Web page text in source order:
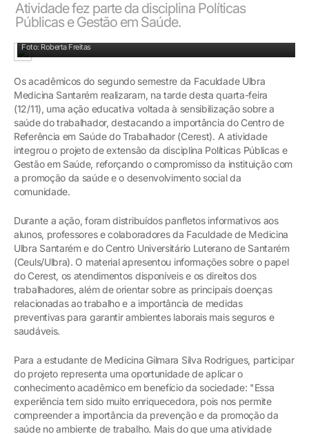
Atividade fez parte da disciplina Políticas
Públicas e Gestão em Saúde.
Foto: Roberta Freitas
Os acadêmicos do segundo semestre da Faculdade Ulbra
Medicina Santarém realizaram, na tarde desta quarta-feira
(12/11), uma ação educativa voltada à sensibilização sobre a
saúde do trabalhador, destacando a importância do Centro de
Referência em Saúde do Trabalhador (Cerest). A atividade
integrou o projeto de extensão da disciplina Políticas Públicas e
Gestão em Saúde, reforçando o compromisso da instituição com
a promoção da saúde e o desenvolvimento social da
comunidade.
Durante a ação, foram distribuídos panfletos informativos aos
alunos, professores e colaboradores da Faculdade de Medicina
Ulbra Santarém e do Centro Universitário Luterano de Santarém
(Ceuls/Ulbra). O material apresentou informações sobre o papel
do Cerest, os atendimentos disponíveis e os direitos dos
trabalhadores, além de orientar sobre as principais doenças
relacionadas ao trabalho e a importância de medidas
preventivas para garantir ambientes laborais mais seguros e
saudáveis.
Para a estudante de Medicina Gilmara Silva Rodrigues, participar
do projeto representa uma oportunidade de aplicar o
conhecimento acadêmico em benefício da sociedade: "Essa
experiência tem sido muito enriquecedora, pois nos permite
compreender a importância da prevenção e da promoção da
saúde no ambiente de trabalho. Mais do que uma atividade